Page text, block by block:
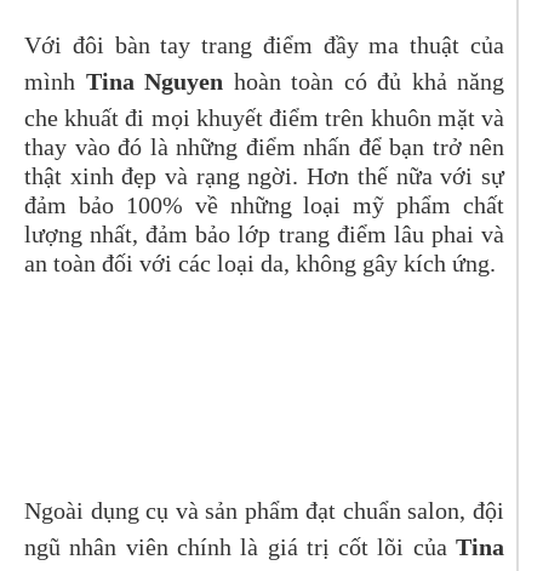
Với đôi bàn tay trang điểm đầy ma thuật của
mình Tina Nguyen hoàn toàn có đủ khả năng
che khuất đi mọi khuyết điểm trên khuôn mặt và
thay vào đó là những điểm nhấn để bạn trở nên
thật xinh đẹp và rạng ngời. Hơn thế nữa với sự
đảm bảo 100% về những loại mỹ phẩm chất
lượng nhất, đảm bảo lớp trang điểm lâu phai và
an toàn đối với các loại da, không gây kích ứng.
Ngoài dụng cụ và sản phẩm đạt chuẩn salon, đội
ngũ nhân viên chính là giá trị cốt lõi của Tina